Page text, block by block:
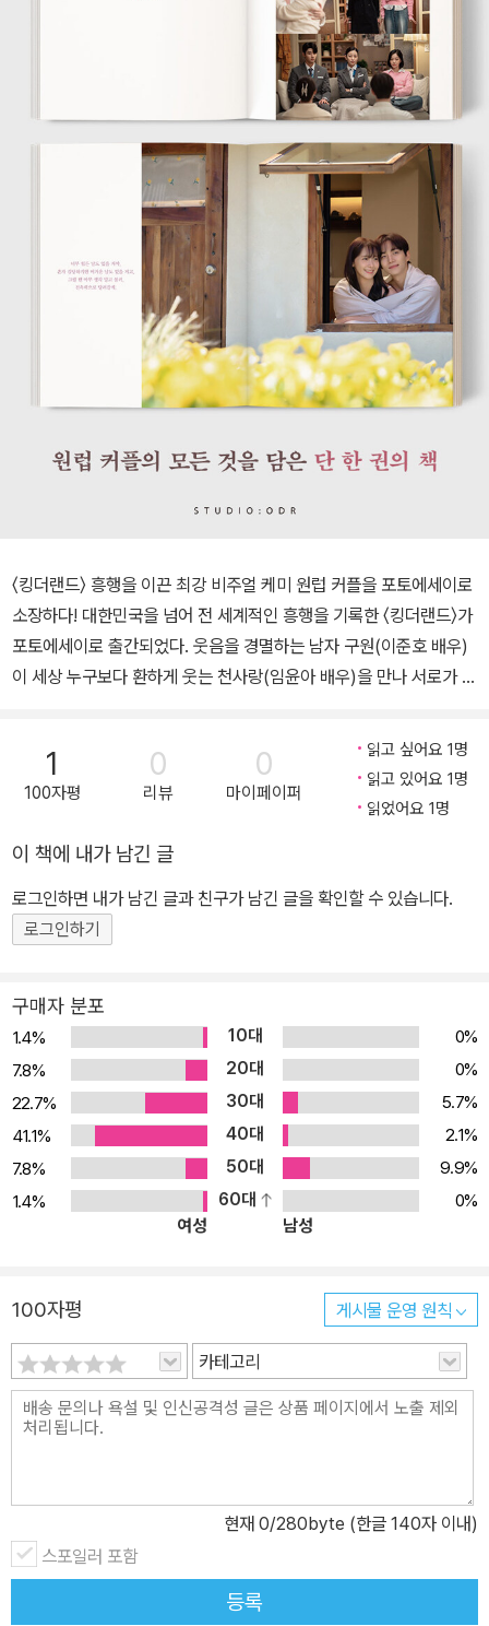
〈킹더랜드〉 흥행을 이끈 최강 비주얼 케미 원럽 커플을 포토에세이로
소장하다! 대한민국을 넘어 전 세계적인 흥행을 기록한 〈킹더랜드〉가
포토에세이로 출간되었다. 웃음을 경멸하는 남자 구원(이준호 배우)
이 세상 누구보다 환하게 웃는 천사랑(임윤아 배우)을 만나 서로가 서
첫 만남부터 꽉 막힌 해피엔딩에 이르기까지 최강 비주얼 커플의 모
든 순간을 이 한 권에 담았다. 호텔이라는 화려하고 감각적인 배경에
보고만 있어도 저절로 미소 짓게 만드는 사랑과 구원의 알콩달콩한
한 미공개 스틸컷이 담겨 실제 배우들의 사랑스럽고 장난기 넘치는
모습 또한 엿볼 수 있다.
1
100자평
0
리뷰
0
마이페이퍼
읽고 싶어요 1명
읽고 있어요 1명
읽었어요 1명
이 책에 내가 남긴 글
로그인하면 내가 남긴 글과 친구가 남긴 글을 확인할 수 있습니다.
로그인하기
구매자 분포
1.4% 10대
0%
7.8%
20대
0%
22.7%
30대
5.7%
41.1%
40대
2.1%
7.8%
50대
9.9%
1.4%
60대
0%
여성
남성
100자평 게시물 운영 원칙
카테고리
현재 0/280byte (한글 140자 이내)
스포일러 포함
등록